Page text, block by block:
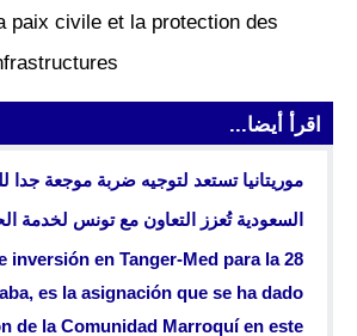
paix civile et la protection des
اقرأ أيضا...
موريتانيا تستعد لتوجيه ضربة موجعة جدا
السعودية تُعزز التعاون مع تونس لخدمة
de inversión en Tanger-Med para la
es la asignación que se ha dado
de la Comunidad Marroquí en este